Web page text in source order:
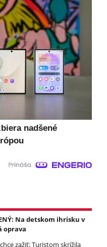
nadšené
Na detskom ihrisku v
oprava
zažiť: Turistom skrížila